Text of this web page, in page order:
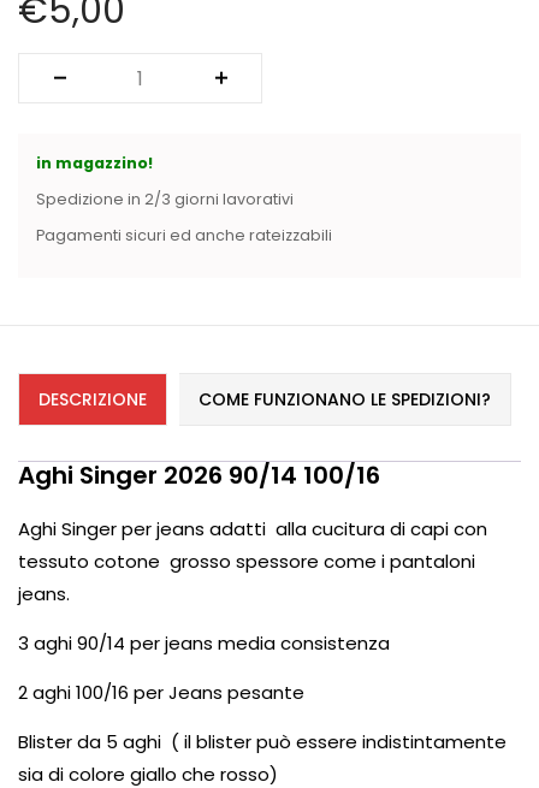
Vintage (165)
€5,00
in magazzino!
Spedizione in 2/3 giorni lavorativi
Pagamenti sicuri ed anche rateizzabili
DESCRIZIONE COME FUNZIONANO LE SPEDIZIONI?
Aghi Singer 2026 90/14 100/16
Aghi Singer per jeans adatti alla cucitura di capi con
tessuto cotone grosso spessore come i pantaloni
jeans.
3 aghi 90/14 per jeans media consistenza
2 aghi 100/16 per Jeans pesante
Blister da 5 aghi ( il blister può essere indistintamente
sia di colore giallo che rosso)